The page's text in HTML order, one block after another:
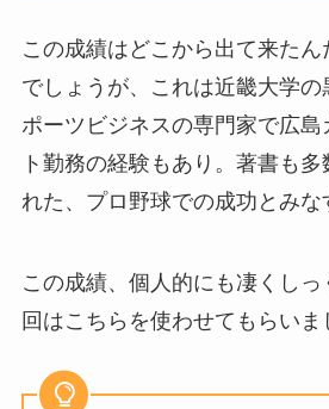
この成績はどこから出て来た
でしょうが、これは近畿大学の
ポーツビジネスの専門家で広島
ト勤務の経験もあり。著書も
れた、プロ野球での成功とみな
この成績、個人的にも凄くし
回はこちらを使わせてもらいま